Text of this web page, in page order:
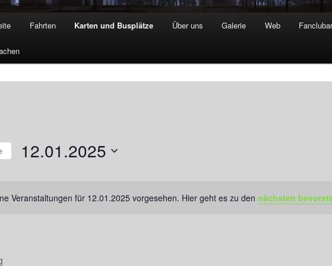
Fahrten Karten und Busplätze Über uns Galerie Web
Hinweis
Veranstaltungen für 12.01.2025 vorgesehen. Hier geht es zu den nächsten
12.01.2025